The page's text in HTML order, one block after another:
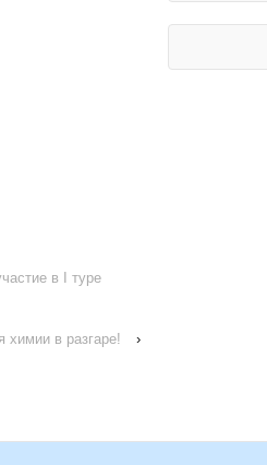
в I туре
химии в разгаре!
›